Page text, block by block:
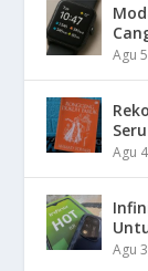
Agu
Agu
Agu